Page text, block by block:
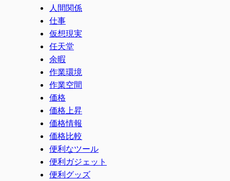
人間関係
仕事
仮想現実
任天堂
余暇
作業環境
作業空間
価格
価格上昇
価格情報
価格比較
便利なツール
便利ガジェット
便利グッズ